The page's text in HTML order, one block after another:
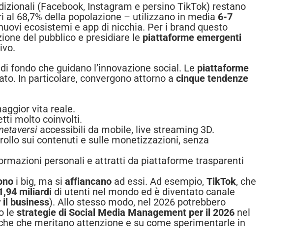
(Facebook, Instagram e persino TikTok) restano
al 68,7% della popolazione – utilizzano in media 6-7
ecosistemi e app di nicchia. Per i brand questo
del pubblico e presidiare le piattaforme emergenti
fondo che guidano l’innovazione social. Le piattaforme
In particolare, convergono attorno a cinque tendenze
vita reale.
molto coinvolti.
accessibili da mobile, live streaming 3D.
sui contenuti e sulle monetizzazioni, senza
personali e attratti da piattaforme trasparenti
i big, ma si affiancano ad essi. Ad esempio, TikTok, che
miliardi di utenti nel mondo ed è diventato canale
il business). Allo stesso modo, nel 2026 potrebbero
le strategie di Social Media Management per il 2026 nel
che meritano attenzione e su come sperimentarle in